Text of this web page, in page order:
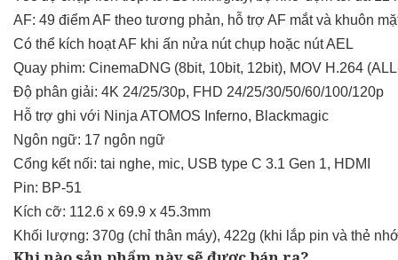
AF: 49 điểm AF theo tương phản, hỗ trợ AF mắt và khuôn
Có thể kích hoạt AF khi ấn nửa nút chụp hoặc nút AEL
Quay phim: CinemaDNG (8bit, 10bit, 12bit), MOV H.264
Độ phân giải: 4K 24/25/30p, FHD 24/25/30/50/60/100/120p
Hỗ trợ ghi với Ninja ATOMOS Inferno, Blackmagic
Ngôn ngữ: 17 ngôn ngữ
Cổng kết nối: tai nghe, mic, USB type C 3.1 Gen 1, HDMI
Pin: BP-51
Kích cỡ: 112.6 x 69.9 x 45.3mm
Khối lượng: 370g (chỉ thân máy), 422g (khi lắp pin và thẻ